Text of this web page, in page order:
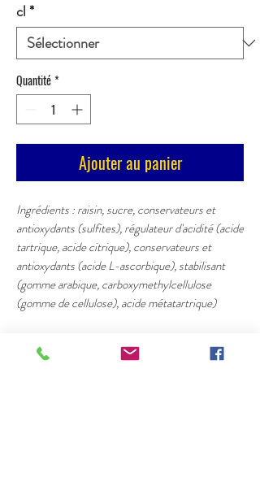
cl*
Quantité*
Ajouter au panier
Ingrédients : raisin, sucre, conservateurs et
antioxydants (sulfites), régulateur d'acidité (acide
tartrique, acide citrique), conservateurs et
antioxydants (acide L-ascorbique), stabilisant
(gomme arabique, carboxymethylcellulose
(gomme de cellulose), acide métatartrique)
DÉTAILS DE L'ARTICLE